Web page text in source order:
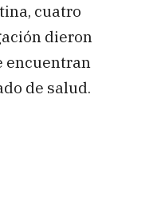
cuatro
dieron
encuentran
de salud.